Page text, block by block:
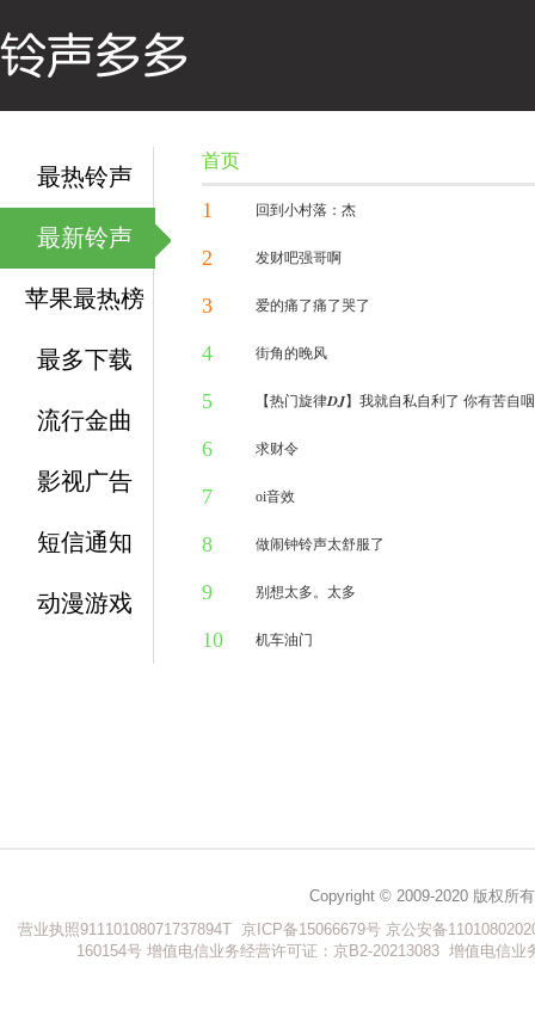
最热铃声
最新铃声
苹果最热榜
最多下载
流行金曲
影视广告
短信通知
动漫游戏
首页
1 回到小村落：杰
1万人听过
2 发财吧强哥啊
1万人听过
3 爱的痛了痛了哭了
1万人听过
4 街角的晚风
2万人听过
5 【热门旋律𝑫𝑱】我就自私自利了 你有苦自
1万人听过
6 求财令
2万人听过
7 oi音效
1万人听过
8 做闹钟铃声太舒服了
2万人听过
9 别想太多。太多
1万人听过
10 机车油门
Copyright © 2009-2020 版权所
营业执照91110108071737894T 京ICP备15066679号 京公安备
160154号 增值电信业务经营许可证：京B2-20213083 增值电信业